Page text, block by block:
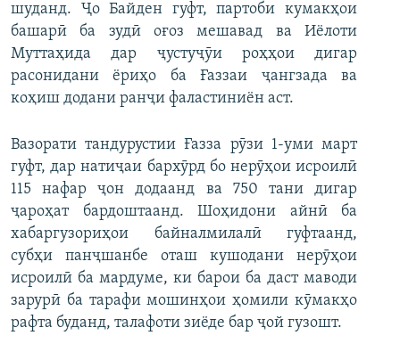
шуданд. Ҷо Байден гуфт, партоби кумакҳои
башарӣ ба зудӣ оғоз мешавад ва Иёлоти
Муттаҳида дар ҷустуҷӯи роҳҳои дигар
расонидани ёриҳо ба Ғаззаи ҷангзада ва
коҳиш додани ранҷи фаластиниён аст.
Вазорати тандурустии Ғазза рӯзи 1-уми март
гуфт, дар натиҷаи бархӯрд бо нерӯҳои исроилӣ
115 нафар ҷон додаанд ва 750 тани дигар
ҷароҳат бардоштаанд. Шоҳидони айнӣ ба
хабаргузориҳои байналмилалӣ гуфтаанд,
субҳи панҷшанбе оташ кушодани нерӯҳои
исроилӣ ба мардуме, ки барои ба даст маводи
зарурӣ ба тарафи мошинҳои ҳомили кӯмакҳо
рафта буданд, талафоти зиёде бар ҷой гузошт.